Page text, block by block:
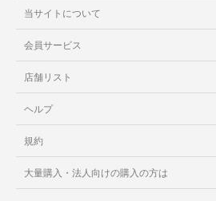
当サイトについて
会員サービス
店舗リスト
ヘルプ
規約
大量購入・法人向けの購入の方は